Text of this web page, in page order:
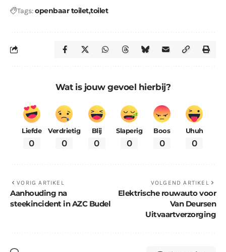
Tags:openbaar toilettoilet
Wat is jouw gevoel hierbij?
Liefde
0
Verdrietig
0
Blij
0
Slaperig
0
Boos
0
Uhuh
0
VORIG ARTIKEL
Aanhouding na
steekincident in AZC Budel
VOLGEND ARTIKEL
Elektrische rouwauto voor
Van Deursen
Uitvaartverzorging